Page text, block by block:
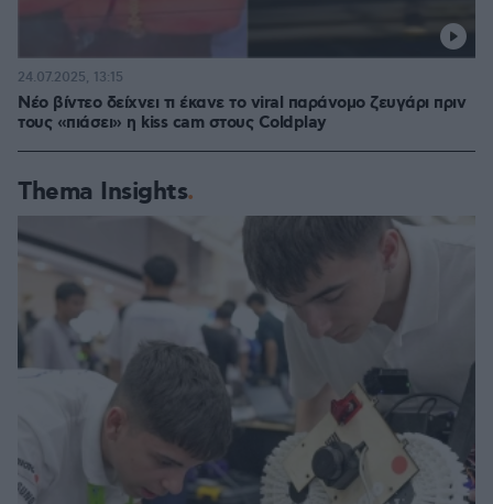
Νέο βίντεο δείχνει τι έκανε το viral παράνομο ζευγάρι πριν
τους «πιάσει» η kiss cam στους Coldplay
24.07.2025, 13:15
Thema Insights